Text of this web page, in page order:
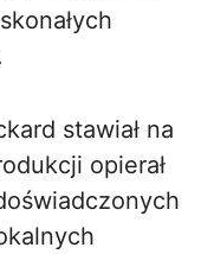
stawiał na
opierał